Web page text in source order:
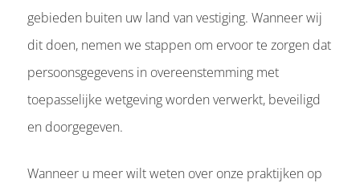
gebieden buiten uw land van vestiging. Wanneer wij
dit doen, nemen we stappen om ervoor te zorgen dat
persoonsgegevens in overeenstemming met
toepasselijke wetgeving worden verwerkt, beveiligd
en doorgegeven.
Wanneer u meer wilt weten over onze praktijken op